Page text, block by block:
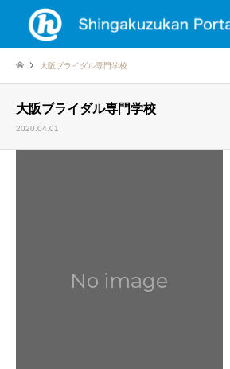
大阪ブライダル専門学校
大阪ブライダル専門学校
2020.04.01